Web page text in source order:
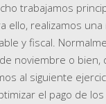
trabajamos
ello, realizamos
y fiscal.
noviembre o bien,
al siguiente
el pago de